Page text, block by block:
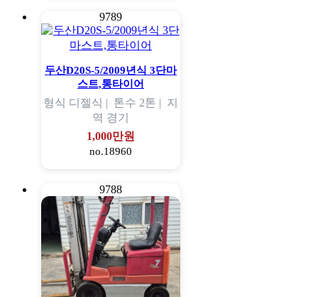
9789
두산D20S-5/2009년식 3단마
스트,통타이어
형식 디젤식 | 톤수 2톤 | 지
역 경기
1,000만원
no.18960
9788